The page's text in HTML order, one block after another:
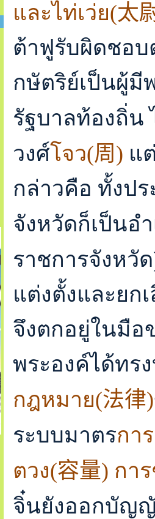
และไท่เว่ย(太
ต้าฟูรับผิดชอบ
กษัตริย์เป็นผู้มี
รัฐบาลท้องถิ่น
วงศ์โจว(周 ) แ
กล่าวคือ ทั้งปร
จังหวัดก็เป็นอ
ราชการจังหวั
แต่งตั้งและยก
จึงตกอยู่ในมือ
พระองค์ได้ทร
กฎหมาย(法律)
ระบบมาตรกา
ตวง(容量) กา
จิ๋นยังออกบัญ